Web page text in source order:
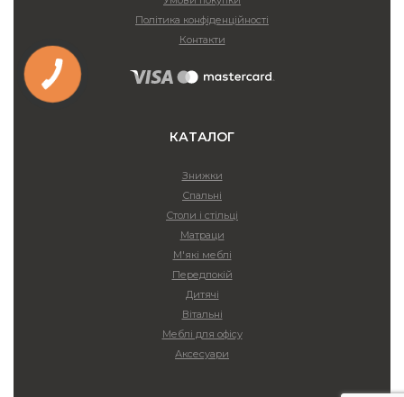
Політика конфіденційності
Контакти
КАТАЛОГ
Знижки
Спальні
Столи і стільці
Матраци
М'які меблі
Передпокій
Дитячі
Вітальні
Меблі для офісу
Аксесуари